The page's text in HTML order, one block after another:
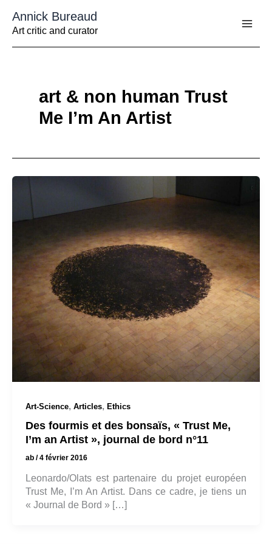
contenu
Annick Bureaud
Art critic and curator
art & non human Trust
Me I’m An Artist
Art-Science, Articles, Ethics
Des fourmis et des bonsaïs, « Trust Me,
I’m an Artist », journal de bord n°11
ab /4 février 2016
Leonardo/Olats est partenaire du projet européen
Trust Me, I’m An Artist. Dans ce cadre, je tiens un
« Journal de Bord » […]